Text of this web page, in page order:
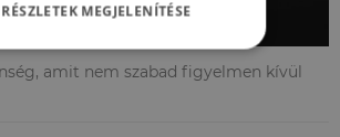
amit nem szabad figyelmen kívül
RÉSZLETEK MEGJELENÍTÉSE